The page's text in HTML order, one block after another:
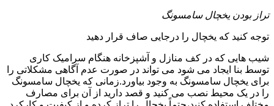
تراز بودن یخچال سامسونگ
توجه کنید که یخچال را درجایی صاف قرار دهید
شیب هایی که در کف منازل و آشپزخانه هنگام سرامیک کاری
توسط بنا ایجاد می شود می تواند در صورت عدم آگاهی مشکلاتی را
برای یخچال سامسونگ به وجود بیاورد.زمانی که یخچال سامسونگ
را در یک محیط نصب می کنید و قصد دارید از آن برای مصارف